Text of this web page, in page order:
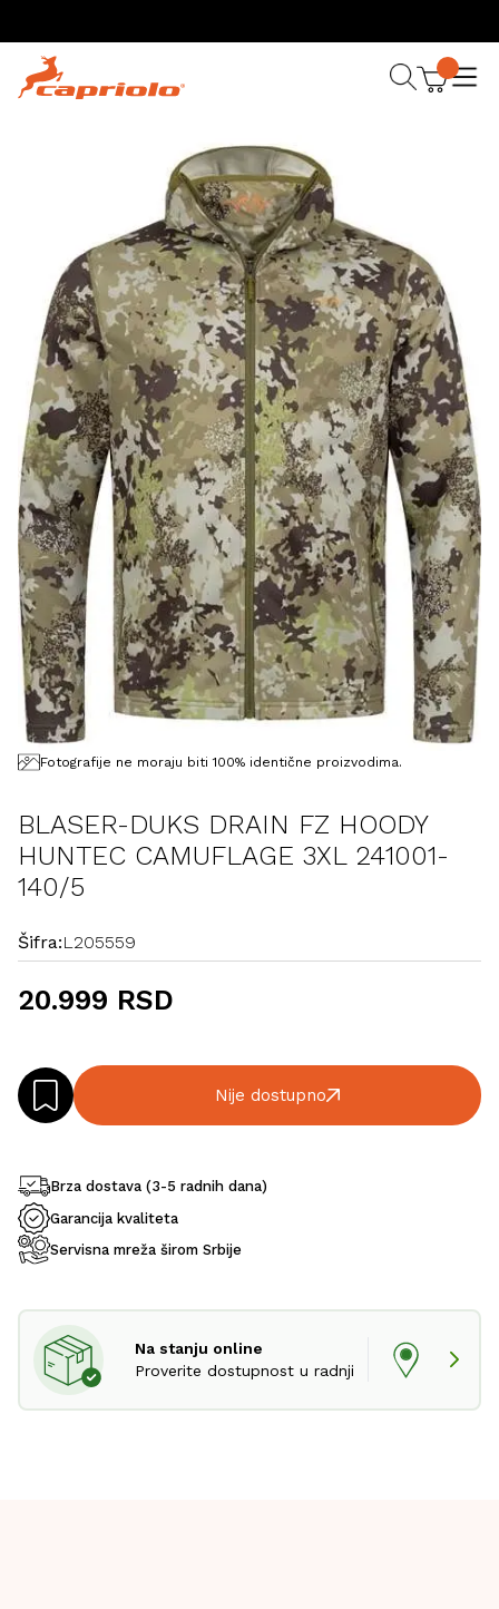
Fotografije ne moraju biti 100% identične proizvodima.
BLASER-DUKS DRAIN FZ HOODY
HUNTEC CAMUFLAGE 3XL 241001-
140/5
Šifra:L205559
20.999 RSD
Nije dostupno
Brza dostava (3-5 radnih dana)
Garancija kvaliteta
Servisna mreža širom Srbije
Na stanju online
Proverite dostupnost u radnji